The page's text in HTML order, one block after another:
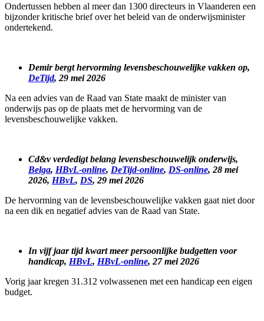
Ondertussen hebben al meer dan 1300 directeurs in Vlaanderen een
bijzonder kritische brief over het beleid van de onderwijsminister
ondertekend.
Demir bergt hervorming levensbeschouwelijke vakken op,
DeTijd, 29 mei 2026
Na een advies van de Raad van State maakt de minister van
onderwijs pas op de plaats met de hervorming van de
levensbeschouwelijke vakken.
Cd&v verdedigt belang levensbeschouwelijk onderwijs,
Belga, HBvL-online, DeTijd-online, DS-online, 28 mei
2026, HBvL, DS, 29 mei 2026
De hervorming van de levensbeschouwelijke vakken gaat niet door
na een dik en negatief advies van de Raad van State.
In vijf jaar tijd kwart meer persoonlijke budgetten voor
handicap, HBvL, HBvL-online, 27 mei 2026
Vorig jaar kregen 31.312 volwassenen met een handicap een eigen
budget.